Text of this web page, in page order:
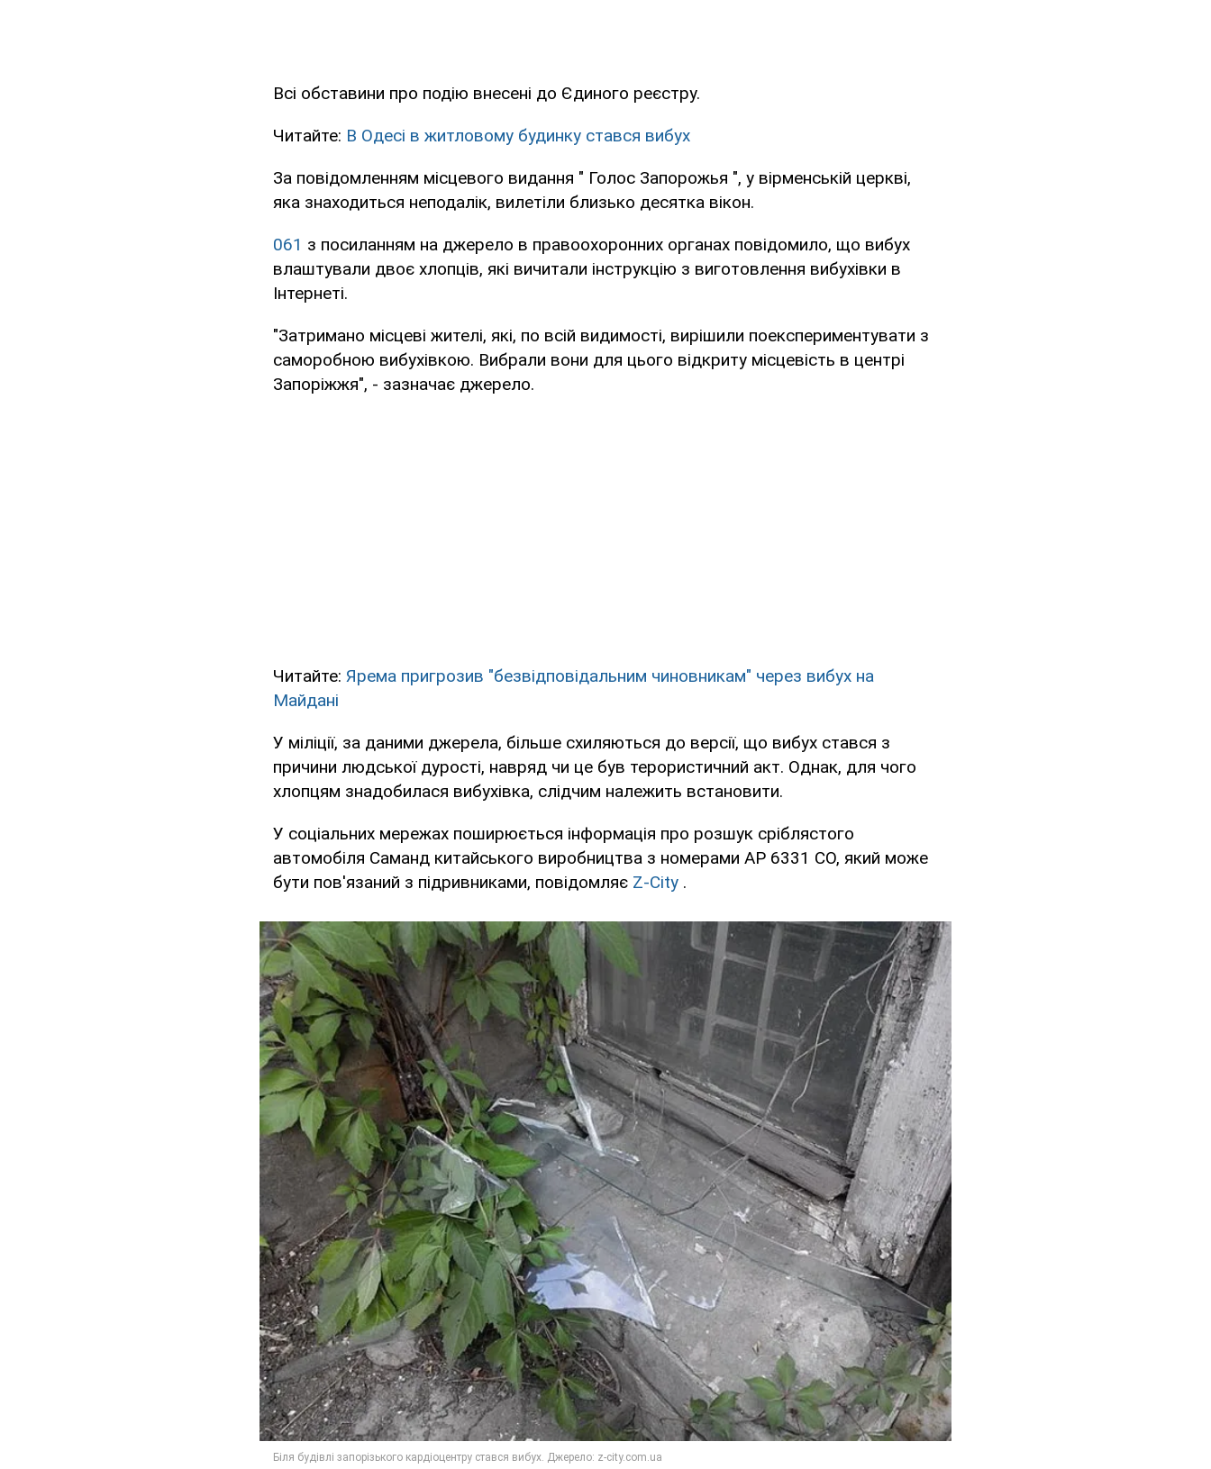
Всі обставини про подію внесені до Єдиного реєстру.
Читайте: В Одесі в житловому будинку стався вибух
За повідомленням місцевого видання " Голос Запорожья ", у вірменській церкві,
яка знаходиться неподалік, вилетіли близько десятка вікон.
061 з посиланням на джерело в правоохоронних органах повідомило, що вибух
влаштували двоє хлопців, які вичитали інструкцію з виготовлення вибухівки в
Інтернеті.
"Затримано місцеві жителі, які, по всій видимості, вирішили поекспериментувати з
саморобною вибухівкою. Вибрали вони для цього відкриту місцевість в центрі
Запоріжжя", - зазначає джерело.
Читайте: Ярема пригрозив "безвідповідальним чиновникам" через вибух на
Майдані
У міліції, за даними джерела, більше схиляються до версії, що вибух стався з
причини людської дурості, навряд чи це був терористичний акт. Однак, для чого
хлопцям знадобилася вибухівка, слідчим належить встановити.
У соціальних мережах поширюється інформація про розшук сріблястого
автомобіля Саманд китайського виробництва з номерами АР 6331 СО, який може
бути пов'язаний з підривниками, повідомляє Z-City .